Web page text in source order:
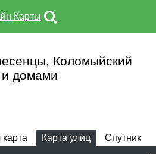
Карты
Коломыйский
домами
карта Карта улиц Спутник